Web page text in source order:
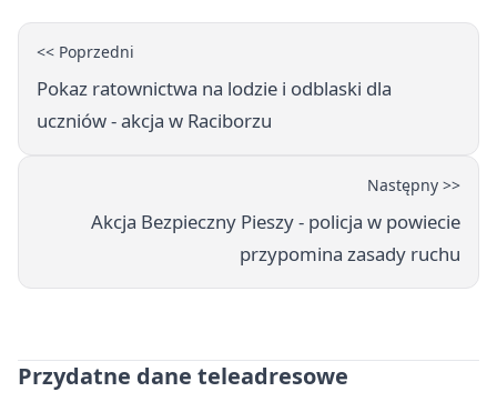
<< Poprzedni
Pokaz ratownictwa na lodzie i odblaski dla
uczniów - akcja w Raciborzu
Następny >>
Akcja Bezpieczny Pieszy - policja w powiecie
przypomina zasady ruchu
Przydatne dane teleadresowe